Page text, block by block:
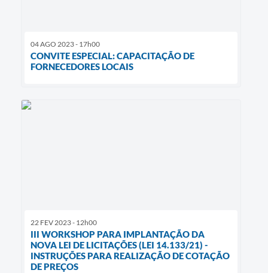
04 AGO 2023 - 17h00
CONVITE ESPECIAL: CAPACITAÇÃO DE
FORNECEDORES LOCAIS
22 FEV 2023 - 12h00
III WORKSHOP PARA IMPLANTAÇÃO DA
NOVA LEI DE LICITAÇÕES (LEI 14.133/21) -
INSTRUÇÕES PARA REALIZAÇÃO DE COTAÇÃO
DE PREÇOS